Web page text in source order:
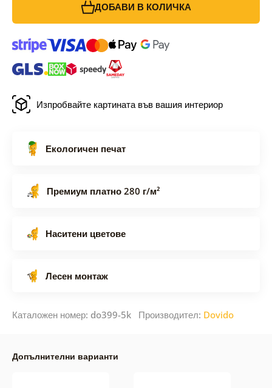
ДОБАВИ В КОЛИЧКА
Изпробвайте картината във вашия интериор
Екологичен печат
Премиум платно 280 г/м²
Наситени цветове
Лесен монтаж
Каталожен номер: do399-5k Производител: Dovido
Допълнителни варианти